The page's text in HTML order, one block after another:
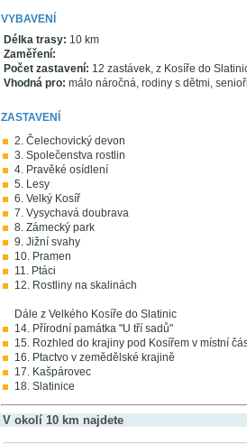
VYBAVENÍ
Délka trasy: 10 km
Zaměření:
Počet zastavení: 12 zastávek, z Kosíře do
Vhodná pro: málo náročná, rodiny s dětmi,
ZASTAVENÍ
2. Čelechovický devon
3. Společenstva rostlin
4. Pravěké osídlení
5. Lesy
6. Velký Kosíř
7. Vysychavá doubrava
8. Zámecký park
9. Jižní svahy
10. Pramen
11. Ptáci
12. Rostliny na skalinách
Dále z Velkého Kosíře do Slatinic
14. Přírodní památka "U tří sadů"
15. Rozhled do krajiny pod Kosířem v místní
16. Ptactvo v zemědělské krajině
17. Kašpárovec
18. Slatinice
V okolí 10 km najdete